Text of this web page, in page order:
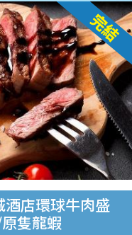
酒店環球牛肉盛
隻龍蝦